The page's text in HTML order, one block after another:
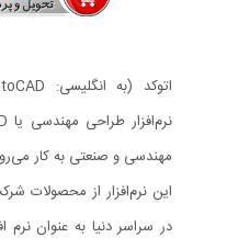
مهندسی و صنعتی به کار
این نرم‌افزار از محصولات